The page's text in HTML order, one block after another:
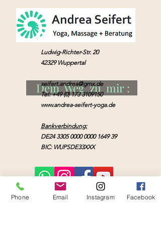
Dein Weg zu mir :
Ludwig-Richter-Str. 20
42329 Wuppertal
seifert.andrea@gmx.de
Tel:+49 (0) 173 3109150
www.andrea-seifert-yoga.de
Bankverbindung:
DE243305 0000 0000 164939
BIC: WUPSDE33XXX
Phone Email Instagram Facebook